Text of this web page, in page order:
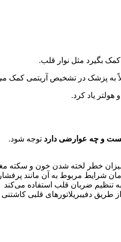
بگیرد مثل نوار قلب.
به پزشک در تشخیص آریتمی کمک
هولتر یاد کرد.
و چه عوارضی دارد توجه شود.
خطر لخته شدن خون و سکته
شرایط مربوط به آن مانند
تنظیم ضربان قلب استفاده می‌کند
طریق دفیبریلاتورهای قلبی